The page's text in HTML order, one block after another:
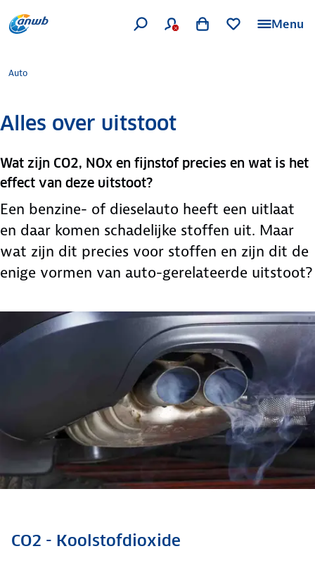
Menu
Auto
Alles over uitstoot
Wat zijn CO2, NOx en fijnstof precies en wat is het
effect van deze uitstoot?
Een benzine- of dieselauto heeft een uitlaat
en daar komen schadelijke stoffen uit. Maar
wat zijn dit precies voor stoffen en zijn dit de
enige vormen van auto-gerelateerde uitstoot?
CO2 - Koolstofdioxide